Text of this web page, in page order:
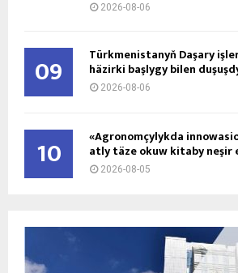
2026-08-06
09 Türkmenistanyň Daşary
häzirki başlygy bilen
2026-08-06
10 «Agronomçylykda
atly täze okuw kitaby neşir
2026-08-05